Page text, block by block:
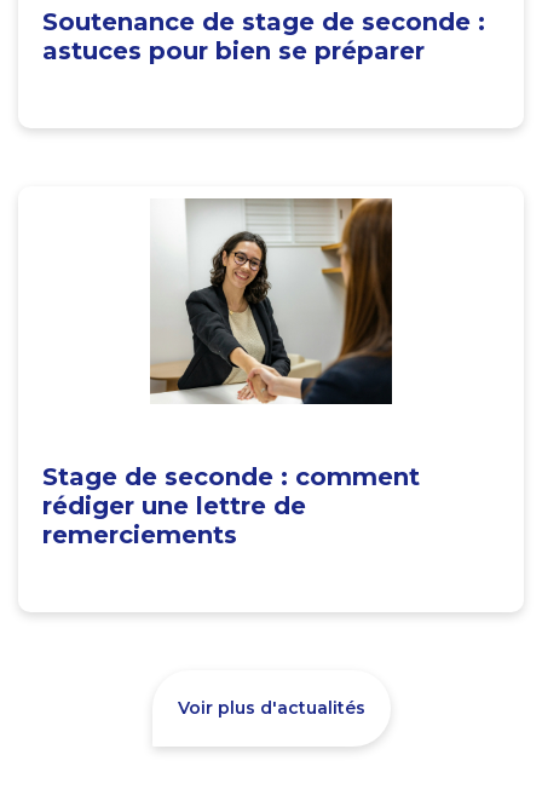
Soutenance de stage de seconde :
astuces pour bien se préparer
Stage de seconde : comment
rédiger une lettre de
remerciements
Voir plus d'actualités